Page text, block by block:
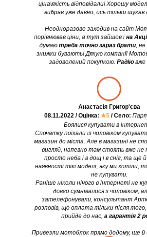
Боялися купувати в
Спочатку поїхали із чоловіком
магазин до міста. Але в магазині не
вигляд, напевно там стоять вже не
просто неба і в дощ і в сніг, та ще
наявності тієї моделі, яку ми хотіли,
не купувати.
Раніше ніколи нічого в інтернеті не
довго сумнівалися з чоловіком,
зателефонували, консультант
розповів, що оплата тільки після
прийде до нас, а гарантія 2
Привезли мотоблок прямо додому, ще
Анастасія Григор'єва
08.11.2022 / Оцінка: ★5 / Село:
ціна\якість відповідали! Хорошу
вибрав уже давно, ось тільки
Неодноразово заходив на сайт
порівнював ціни, а тут зайшов і на
думаю треба точно зараз брати, не
знижки бувають! Дякую компанії
задоволений покупкою. Радіювже